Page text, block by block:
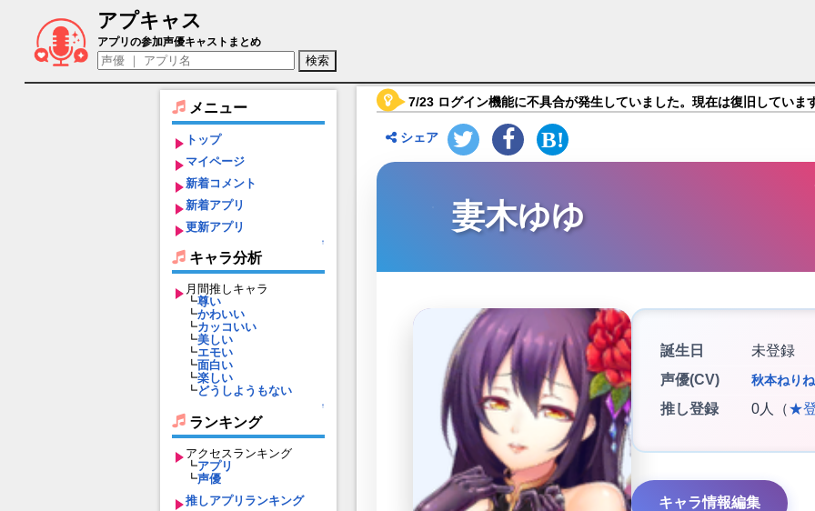
アプキャス
妻木ゆゆ（声優：秋本ねりね)【凍京NECRO SUICIDE MISSION】キャラ紹介
アプリの参加声優キャストまとめ
メニュー
トップ
マイページ
新着コメント
新着アプリ
更新アプリ
↑
キャラ分析
月間推しキャラ
┗尊い
┗かわいい
┗カッコいい
┗美しい
┗エモい
┗面白い
┗楽しい
┗どうしようもない
↑
ランキング
アクセスランキング
┗アプリ
┗声優
推しアプリランキング
7/23 ログイン機能に不具合が発生していました。現在は復旧していま
シェア
妻木ゆゆ
誕生日
未登録
声優(CV)
秋本ねりね
推し登録 0人（★
キャラ情報編集